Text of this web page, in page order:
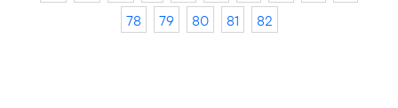
78
79 80 81 82